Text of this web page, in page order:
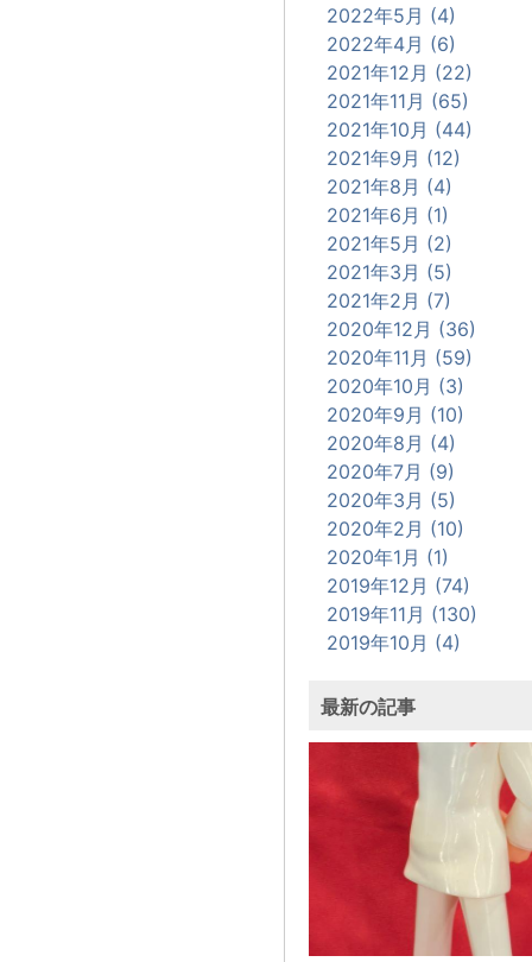
2022年5月 (4)
2022年4月 (6)
2021年12月 (22)
2021年11月 (65)
2021年10月 (44)
2021年9月 (12)
2021年8月 (4)
2021年6月 (1)
2021年5月 (2)
2021年3月 (5)
2021年2月 (7)
2020年12月 (36)
2020年11月 (59)
2020年10月 (3)
2020年9月 (10)
2020年8月 (4)
2020年7月 (9)
2020年3月 (5)
2020年2月 (10)
2020年1月 (1)
2019年12月 (74)
2019年11月 (130)
2019年10月 (4)
最新の記事